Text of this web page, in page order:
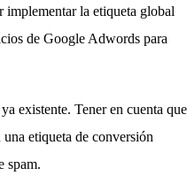
implementar la etiqueta global
de Google Adwords para
existente. Tener en cuenta que
etiqueta de conversión
spam.